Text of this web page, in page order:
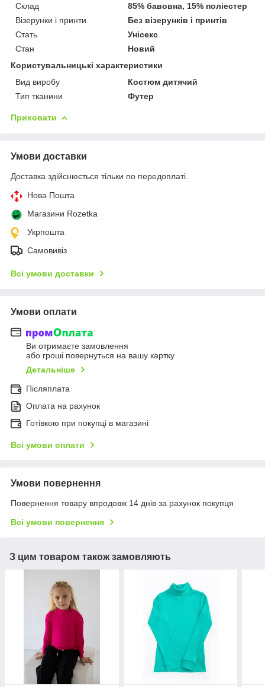
Склад
85% бавовна, 15% поліестер
Візерунки і принти
Без візерунків і принтів
Стать
Унісекс
Стан
Новий
Користувальницькі характеристики
Вид виробу
Костюм дитячий
Тип тканини
Футер
Приховати
Умови доставки
Доставка здійснюється тільки по передоплаті.
Нова Пошта
Магазини Rozetka
Укрпошта
Самовивіз
Всі умови доставки
Умови оплати
Ви отримаєте замовлення
або гроші повернуться на вашу картку
Детальніше
Післяплата
Оплата на рахунок
Готівкою при покупці в магазині
Всі умови оплати
Умови повернення
Повернення товару впродовж 14 днів за рахунок покупця
Всі умови повернення
З цим товаром також замовляють